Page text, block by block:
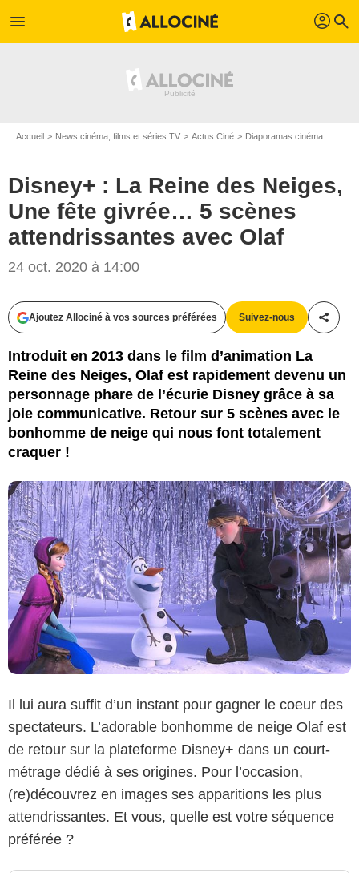
menu profil search
Accueil News cinéma, films et séries TV Actus Ciné Diaporamas cinéma
Disney+ : La Reine des Neiges,
Une fête givrée… 5 scènes
attendrissantes avec Olaf
24 oct. 2020 à 14:00
Ajoutez Allociné à vos sources préférées Suivez-nous
Introduit en 2013 dans le film d’animation La
Reine des Neiges, Olaf est rapidement devenu un
personnage phare de l’écurie Disney grâce à sa
joie communicative. Retour sur 5 scènes avec le
bonhomme de neige qui nous font totalement
craquer !
Il lui aura suffit d’un instant pour gagner le coeur des
spectateurs. L’adorable bonhomme de neige Olaf est
de retour sur la plateforme Disney+ dans un court-
métrage dédié à ses origines. Pour l’occasion,
(re)découvrez en images ses apparitions les plus
attendrissantes. Et vous, quelle est votre séquence
préférée ?